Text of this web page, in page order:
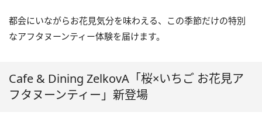
都会にいながらお花見気分を味わえる、この季節だけの特別
なアフタヌーンティー体験を届けます。
Cafe & Dining ZelkovA「桜×いちご お花見ア
フタヌーンティー」新登場